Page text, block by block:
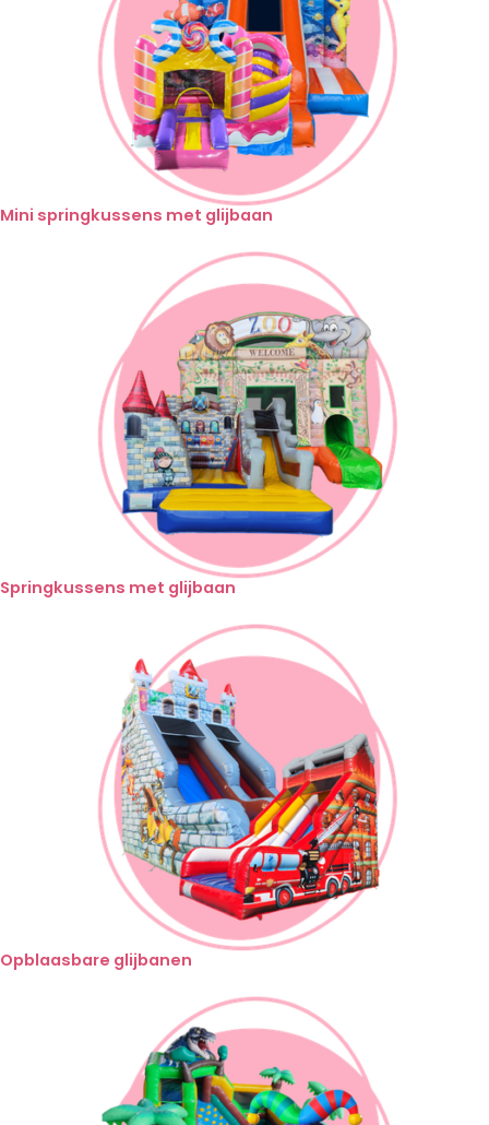
Mini springkussens met glijbaan
Springkussens met glijbaan
Opblaasbare glijbanen